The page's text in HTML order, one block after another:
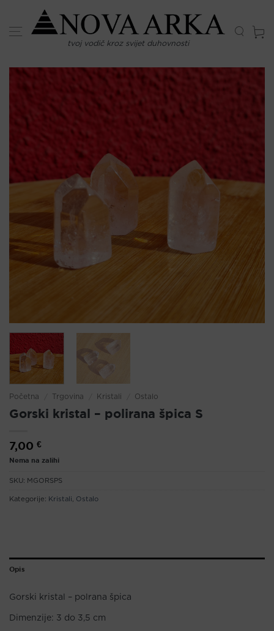
content
tvoj vodič kroz svijet duhovnosti
Početna Trgovina Kristali Ostalo
Gorski kristal – polirana špica S
7,00 €
Nema na zalihi
SKU: MGORSPS
Kategorije: Kristali Ostalo
Opis
Gorski kristal – polrana špica
Dimenzije: 3 do 3,5 cm